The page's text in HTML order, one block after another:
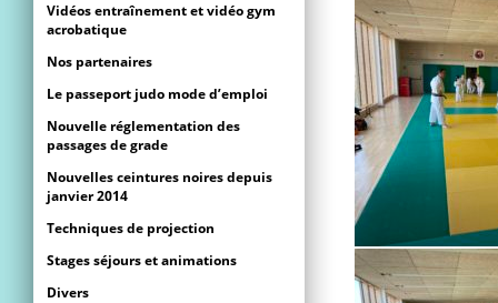
Vidéos entraînement et vidéo gym
acrobatique
Nos partenaires
Le passeport judo mode d’emploi
Nouvelle réglementation des
passages de grade
Nouvelles ceintures noires depuis
janvier 2014
Techniques de projection
Stages séjours et animations
Divers